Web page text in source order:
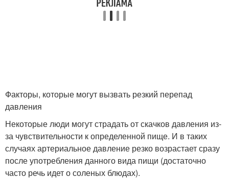
Факторы, которые могут вызвать резкий перепад
давления
Некоторые люди могут страдать от скачков давления из-
за чувствительности к определенной пище. И в таких
случаях артериальное давление резко возрастает сразу
после употребления данного вида пищи (достаточно
часто речь идет о соленых блюдах).